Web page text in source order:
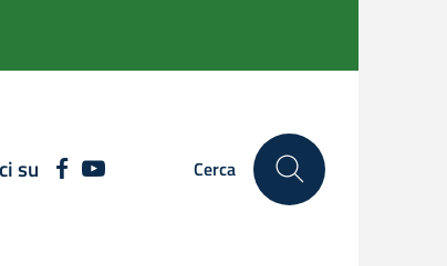
su FACEBOOKYOUTUBE Cerca